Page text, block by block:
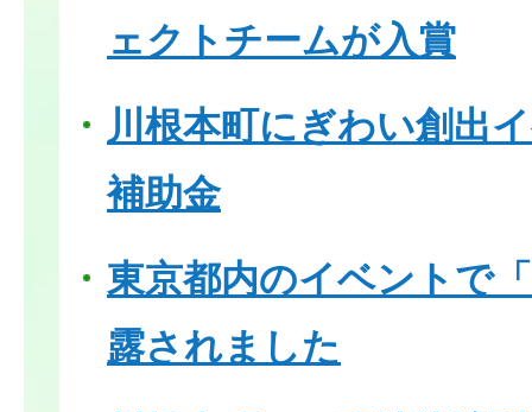
ェクトチームが入賞
川根本町にぎわい創出
補助金
東京都内のイベントで
露されました